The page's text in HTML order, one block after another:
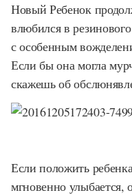
Новый Ребенок
влюбился в
с особенным
Если бы она могла
скажешь об
Если положить
мгновенно улыбается,